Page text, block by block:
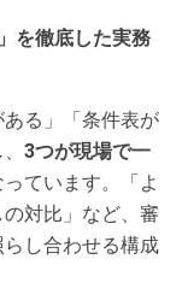
を徹底した実務
る」「条件表が
3つが現場で一
ています。「よ
対比」など、審
し合わせる構成